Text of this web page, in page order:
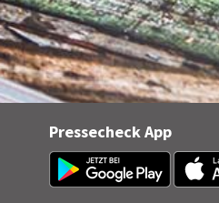
Pressecheck App